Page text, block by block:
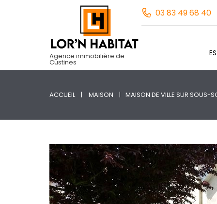
Agence immobilière de
Custines
03 83 49 68 40
ACCUEIL MAISON MAISON DE VILLE SUR SOUS-